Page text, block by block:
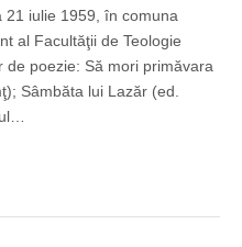
21 iulie 1959, în comuna
al Facultăţii de Teologie
de poezie: Să mori primăvara
Sâmbăta lui Lazăr (ed.